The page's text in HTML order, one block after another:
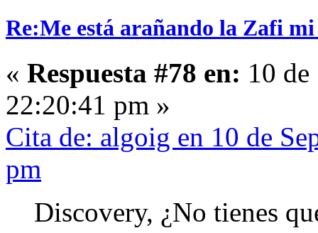
Re:Me está arañando la Zafi
« Respuesta #78 en: 10
22:20:41 pm »
Cita de: algoig en 10 de
pm
Discovery, ¿No tienes